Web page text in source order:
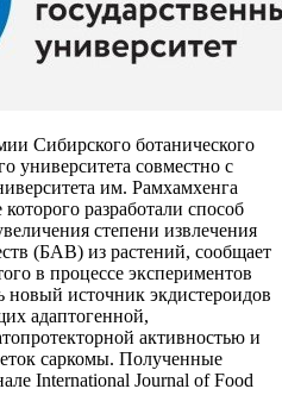
Сибирского ботанического
университета совместно с
им. Рамхамхенга
разработали способ
степени извлечения
(БАВ) из растений, сообщает
в процессе экспериментов
новый источник экдистероидов
адаптогенной,
активностью и
саркомы. Полученные
International Journal of Food